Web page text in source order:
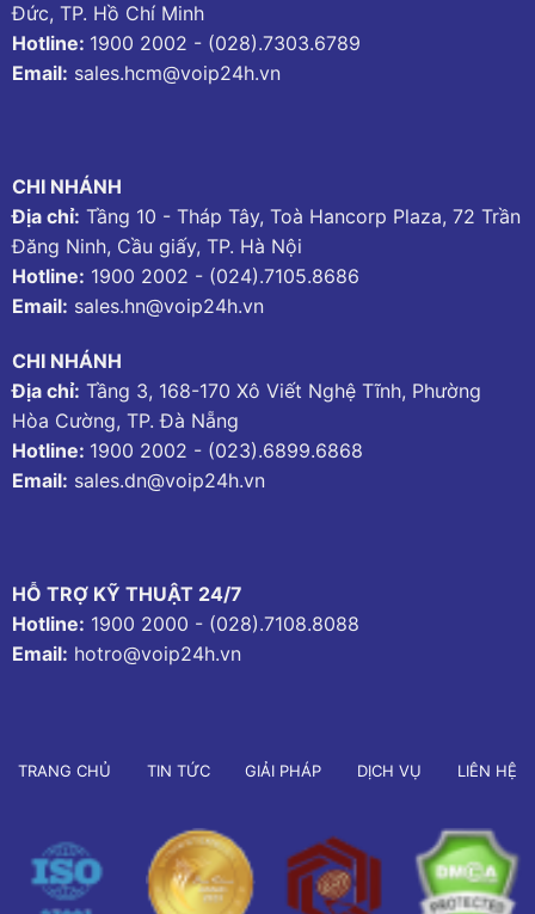
Đức, TP. Hồ Chí Minh
Hotline: 1900 2002 - (028).7303.6789
Email: sales.hcm@voip24h.vn
CHI NHÁNH
Địa chỉ: Tầng 10 - Tháp Tây, Toà Hancorp Plaza, 72 Trần
Đăng Ninh, Cầu giấy, TP. Hà Nội
Hotline: 1900 2002 - (024).7105.8686
Email: sales.hn@voip24h.vn
CHI NHÁNH
Địa chỉ: Tầng 3, 168-170 Xô Viết Nghệ Tĩnh, Phường
Hòa Cường, TP. Đà Nẵng
Hotline: 1900 2002 - (023).6899.6868
Email: sales.dn@voip24h.vn
HỖ TRỢ KỸ THUẬT 24/7
Hotline: 1900 2000 - (028).7108.8088
Email: hotro@voip24h.vn
TRANG CHỦ TIN TỨC GIẢI PHÁP DỊCH VỤ LIÊN HỆ